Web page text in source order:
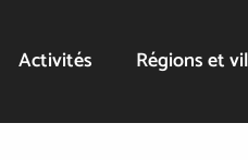
Activités Régions et